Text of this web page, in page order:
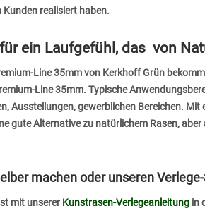
Kunden realisiert haben.
ein Laufgefühl, das von
Line 35mm von Kerkhoff Grün
Line 35mm. Typische
Ausstellungen, gewerblichen Bereichen. Mit
gute Alternative zu natürlichem Rasen,
machen oder unseren
mit unserer Kunstrasen-Verlegeanleitung in